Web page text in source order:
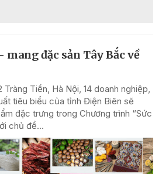
đặc sản Tây Bắc về
Tràng Tiền, Hà Nội, 14 doanh nghiệp,
tiêu biểu của tỉnh Điện Biên sẽ
đặc trưng trong Chương trình “Sức
chủ đề...